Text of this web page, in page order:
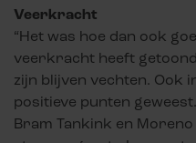
Veerkracht
“Het was hoe dan ook
veerkracht heeft
zijn blijven vechten. Ook
positieve punten
Bram Tankink en